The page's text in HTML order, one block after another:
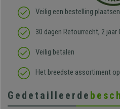
Veilig een bestelling plaatsen
30 dagen Retourrecht, 2 jaar
Veilig betalen
Het breedste assortiment
Gedetailleerde